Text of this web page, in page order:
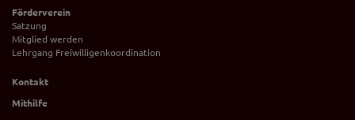
Förderverein
Satzung
Mitglied werden
Lehrgang Freiwilligenkoordination
Kontakt
Mithilfe